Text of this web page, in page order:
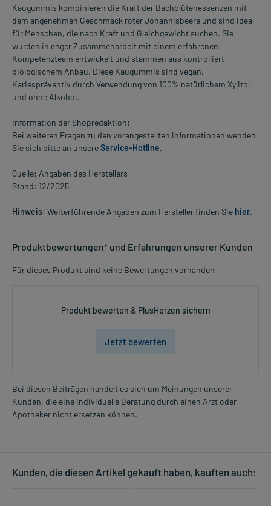
Kaugummis kombinieren die Kraft der Bachblütenessenzen mit
dem angenehmen Geschmack roter Johannisbeere und sind ideal
für Menschen, die nach Kraft und Gleichgewicht suchen. Sie
wurden in enger Zusammenarbeit mit einem erfahrenen
Kompetenzteam entwickelt und stammen aus kontrolliert
biologischem Anbau. Diese Kaugummis sind vegan,
Kariespräventiv durch Verwendung von 100% natürlichem Xylitol
und ohne Alkohol.
Information der Shopredaktion:
Bei weiteren Fragen zu den vorangestellten Informationen wenden
Sie sich bitte an unsereService-Hotline.
Quelle: Angaben des Herstellers
Stand: 12/2025
Hinweis: Weiterführende Angaben zum Hersteller finden Sie hier.
Produktbewertungen* und Erfahrungen unserer Kunden
Für dieses Produkt sind keine Bewertungen vorhanden
Produkt bewerten & PlusHerzen sichern
Jetzt bewerten
Bei diesen Beiträgen handelt es sich um Meinungen unserer
Kunden, die eine individuelle Beratung durch einen Arzt oder
Apotheker nicht ersetzen können.
Kunden, die diesen Artikel gekauft haben, kauften auch: